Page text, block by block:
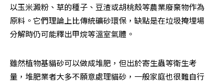
以玉米澱粉、草的種子、豆渣或胡桃殼等農業廢棄物作為
原料。它們理論上比傳統礦砂環保，缺點是在垃圾掩埋場
分解時仍可能釋出甲烷等溫室氣體。
雖然植物基貓砂可以做成堆肥，但出於寄生蟲等衛生考
量，堆肥業者大多不願意處理貓砂，一般家庭也很難自行